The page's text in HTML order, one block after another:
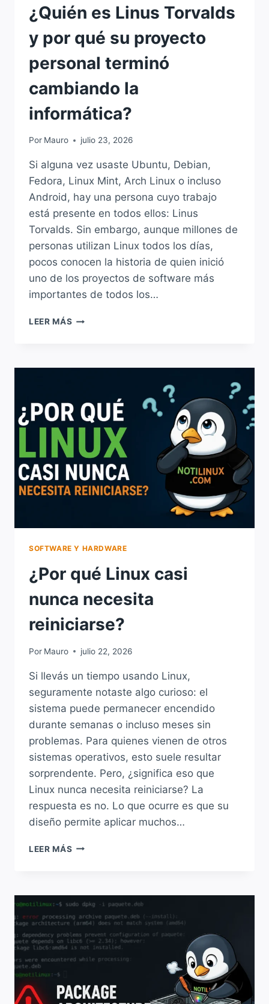
¿Quién es Linus Torvalds
y por qué su proyecto
personal terminó
cambiando la
informática?
Por Mauro julio 23, 2026
Si alguna vez usaste Ubuntu, Debian,
Fedora, Linux Mint, Arch Linux o incluso
Android, hay una persona cuyo trabajo
está presente en todos ellos: Linus
Torvalds. Sin embargo, aunque millones de
personas utilizan Linux todos los días,
pocos conocen la historia de quien inició
uno de los proyectos de software más
importantes de todos los…
LEER MÁS ¿QUIÉN
Y
SU
PROYECTO
PERSONAL
TERMINÓ
CAMBIANDO
LA
INFORMÁTICA?
SOFTWARE Y HARDWARE
¿Por qué Linux casi
nunca necesita
reiniciarse?
Por Mauro julio 22, 2026
Si llevás un tiempo usando Linux,
seguramente notaste algo curioso: el
sistema puede permanecer encendido
durante semanas o incluso meses sin
problemas. Para quienes vienen de otros
sistemas operativos, esto suele resultar
sorprendente. Pero, ¿significa eso que
Linux nunca necesita reiniciarse? La
respuesta es no. Lo que ocurre es que su
diseño permite aplicar muchos…
LEER MÁS ¿POR
NUNCA
NECESITA
REINICIARSE?